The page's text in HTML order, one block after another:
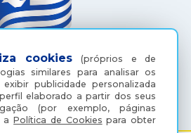
cookies (próprios e de
similares para analisar os
publicidade personalizada
elaborado a partir dos seus
(por exemplo, páginas
aPolítica de Cookies para obter
(18) 3607-6500